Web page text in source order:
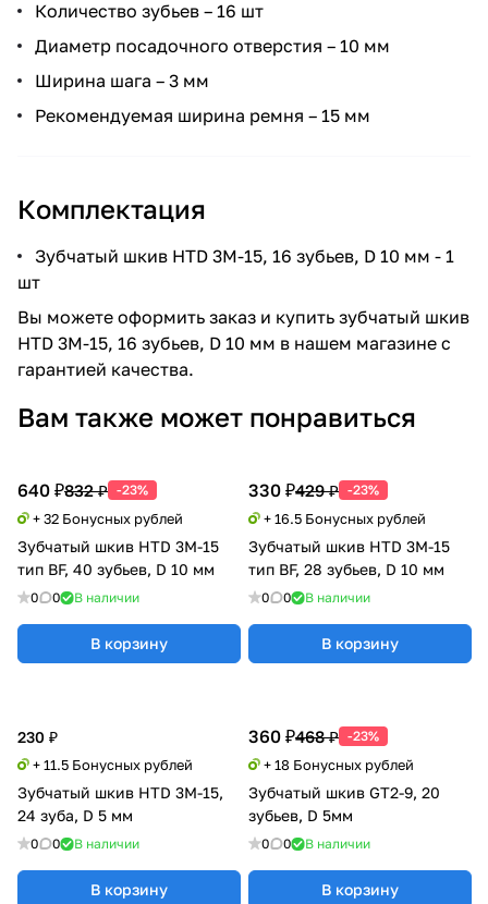
Количество зубьев – 16 шт
Диаметр посадочного отверстия – 10 мм
Ширина шага – 3 мм
Рекомендуемая ширина ремня – 15 мм
Комплектация
Зубчатый шкив HTD 3M-15, 16 зубьев, D 10 мм - 1
шт
Вы можете оформить заказ и купить зубчатый шкив
HTD 3M-15, 16 зубьев, D 10 мм в нашем магазине с
гарантией качества.
Вам также может понравиться
640 ₽832 ₽ -23%
+ 32 Бонусных рублей
Зубчатый шкив HTD 3M-15
тип BF, 40 зубьев, D 10 мм
0 0 В наличии
В корзину
330 ₽429 ₽ -23%
+ 16.5 Бонусных рублей
Зубчатый шкив HTD 3M-15
тип BF, 28 зубьев, D 10 мм
0 0 В наличии
В корзину
360 ₽468 ₽ -23%
+ 18 Бонусных рублей
Зубчатый шкив GT2-9, 20
зубьев, D 5мм
0 0 В наличии
В корзину
230 ₽
+ 11.5 Бонусных рублей
Зубчатый шкив HTD 3M-15,
24 зуба, D 5 мм
0 0 В наличии
В корзину